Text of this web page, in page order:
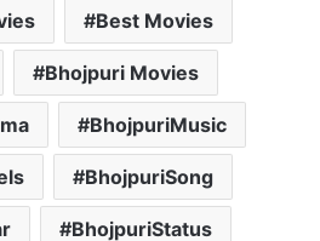
Best Movies
Bhojpuri Movies
BhojpuriMusic
BhojpuriSong
BhojpuriStatus